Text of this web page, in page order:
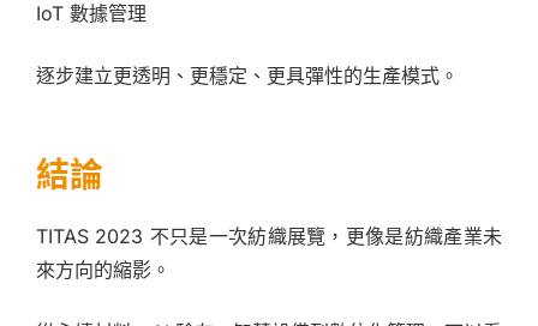
IoT 數據管理
逐步建立更透明、更穩定、更具彈性的生產模式。
結論
TITAS 2023 不只是一次紡織展覽，更像是紡織產業未
來方向的縮影。